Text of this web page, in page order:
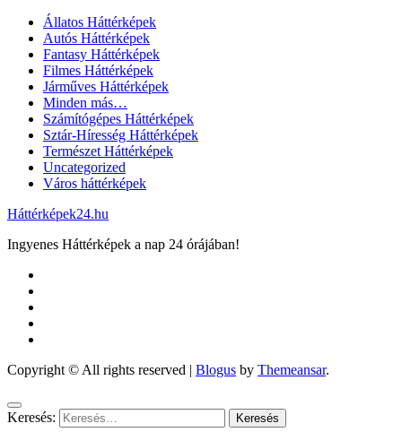
Állatos Háttérképek
Autós Háttérképek
Fantasy Háttérképek
Filmes Háttérképek
Járműves Háttérképek
Minden más…
Számítógépes Háttérképek
Sztár-Híresség Háttérképek
Természet Háttérképek
Uncategorized
Város háttérképek
Háttérképek24.hu
Ingyenes Háttérképek a nap 24 órájában!
Copyright © All rights reserved | Blogus by Themeansar.
Keresés: